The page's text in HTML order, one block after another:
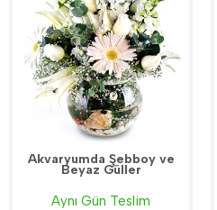
Akvaryumda Şebboy ve
Beyaz Güller
Aynı Gün Teslim